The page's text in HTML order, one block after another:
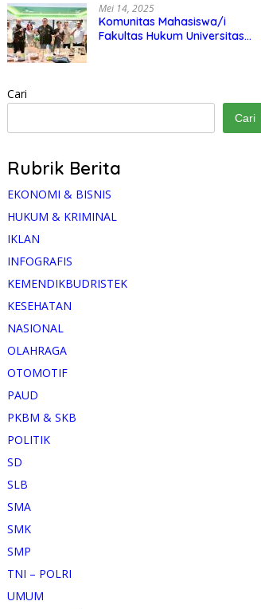
Mei 14, 2025
Komunitas Mahasiswa/i
Fakultas Hukum Universitas
Cari
Cari
Rubrik Berita
EKONOMI & BISNIS
HUKUM & KRIMINAL
IKLAN
INFOGRAFIS
KEMENDIKBUDRISTEK
KESEHATAN
NASIONAL
OLAHRAGA
OTOMOTIF
PAUD
PKBM & SKB
POLITIK
SD
SLB
SMA
SMK
SMP
TNI – POLRI
UMUM